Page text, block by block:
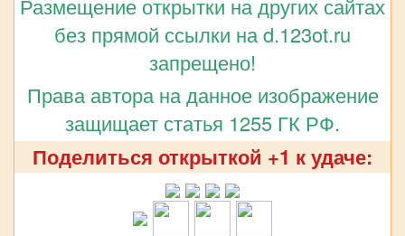
Размещение открытки на других сайтах
без прямой ссылки на d.123ot.ru
запрещено!
Права автора на данное изображение
защищает статья 1255 ГК РФ.
Поделиться открыткой +1 к удаче: